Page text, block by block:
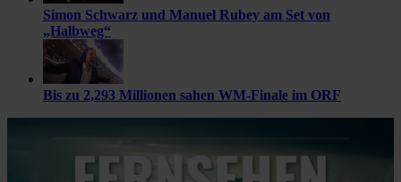
Simon Schwarz und Manuel Rubey am Set von
„Halbweg“
Bis zu 2,293 Millionen sahen WM-Finale im ORF